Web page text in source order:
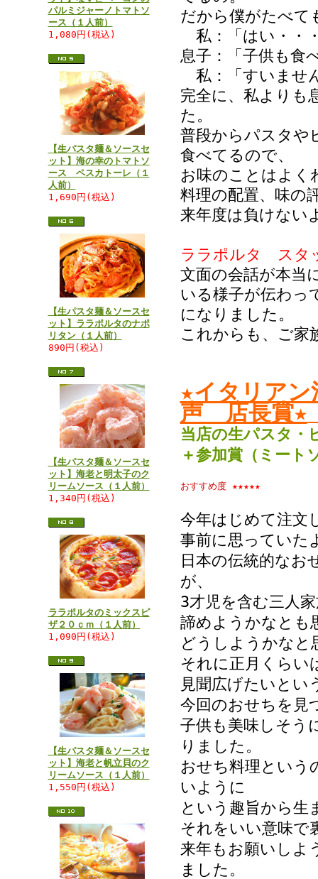
パルミジャーノトマトソ
ース（１人前）
1,080円(税込)
【生パスタ麺＆ソースセ
ット】海の幸のトマトソ
ース ペスカトーレ（１
人前）
1,690円(税込)
【生パスタ麺＆ソースセ
ット】ララポルタのナポ
リタン（１人前）
890円(税込)
【生パスタ麺＆ソースセ
ット】海老と明太子のク
リームソース（１人前）
1,340円(税込)
ララポルタのミックスピ
ザ２０ｃｍ（１人前）
1,090円(税込)
【生パスタ麺＆ソースセ
ット】海老と帆立貝のク
リームソース（１人前）
1,550円(税込)
だから僕がたべて
私：「はい・・
息子：「子供も食
私：「すいませ
完全に、私よりも
た。
普段からパスタや
食べてるので、
お味のことはよく
料理の配置、味の
来年度は負けない
ララポルタ スタ
文面の会話が本当
いる様子が伝わっ
になりました。
これからも、ご家
★イタリア
声 店長賞★
当店の生パスタ・
＋参加賞（ミート
おすすめ度★★★★★
今年はじめて注文
事前に思っていた
日本の伝統的なお
が、
3才児を含む三人
諦めようかなとも
どうしようかなと
それに正月くらい
見聞広げたいとい
今回のおせちを見
子供も美味しそう
りました。
おせち料理という
いように
という趣旨から生
それをいい意味で
来年もお願いしよ
ました。